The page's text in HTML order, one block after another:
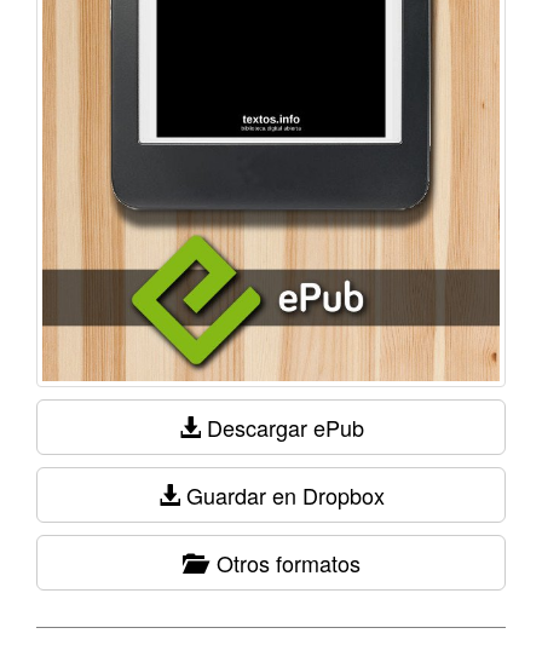
Descargar ePub
Guardar en Dropbox
Otros formatos